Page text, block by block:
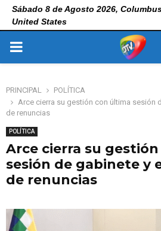
Sábado 8 de Agosto 2026,
United States
PRIMARY
PRINCIPAL
POLÍTICA
Arce cierra su gestión con última sesión
de renuncias
POLÍTICA
Arce cierra su
sesión de gabinete y
de renuncias